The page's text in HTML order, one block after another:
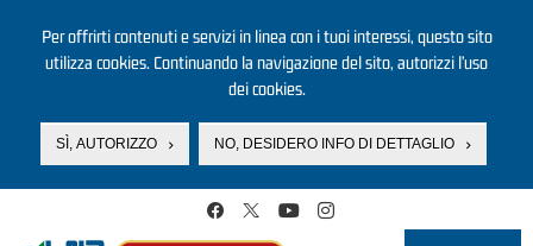
Per offrirti contenuti e servizi in linea con i tuoi interessi, questo sito
utilizza cookies. Continuando la navigazione del sito, autorizzi l’uso
dei cookies.
SÌ, AUTORIZZO NO, DESIDERO INFO DI DETTAGLIO